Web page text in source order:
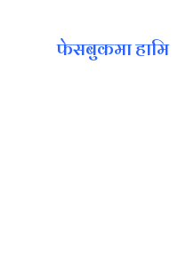
फेसबुकमा हामि